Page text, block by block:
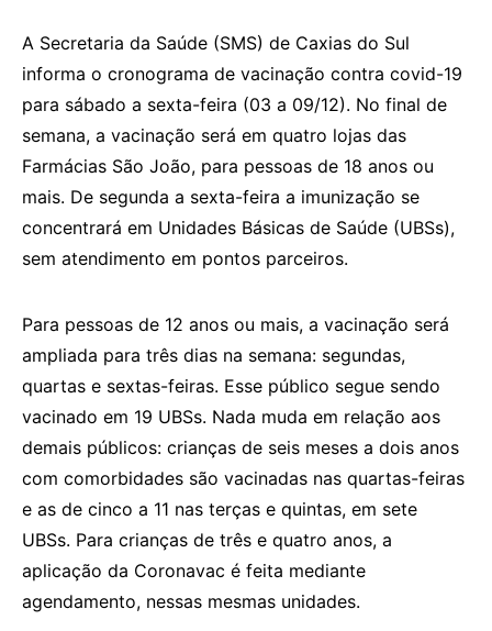
A Secretaria da Saúde (SMS) de Caxias do Sul
informa o cronograma de vacinação contra covid-19
para sábado a sexta-feira (03 a 09/12). No final de
semana, a vacinação será em quatro lojas das
Farmácias São João, para pessoas de 18 anos ou
mais. De segunda a sexta-feira a imunização se
concentrará em Unidades Básicas de Saúde (UBSs),
sem atendimento em pontos parceiros.
Para pessoas de 12 anos ou mais, a vacinação será
ampliada para três dias na semana: segundas,
quartas e sextas-feiras. Esse público segue sendo
vacinado em 19 UBSs. Nada muda em relação aos
demais públicos: crianças de seis meses a dois anos
com comorbidades são vacinadas nas quartas-feiras
e as de cinco a 11 nas terças e quintas, em sete
UBSs. Para crianças de três e quatro anos, a
aplicação da Coronavac é feita mediante
agendamento, nessas mesmas unidades.